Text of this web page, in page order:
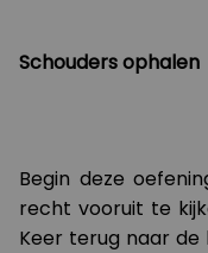
Schouders ophalen
Begin deze
recht vooruit te
Keer terug naar de